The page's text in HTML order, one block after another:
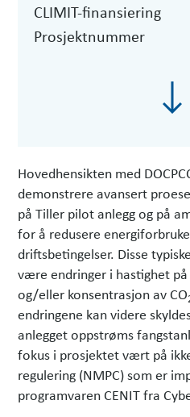
CLIMIT-finansiering
Prosjektnummer
Hovedhensikten med
demonstrere avansert
på Tiller pilot anlegg og på
for å redusere
driftsbetingelser. Disse
være endringer i hastighet på
og/eller konsentrasjon av CO
endringene kan videre
anlegget oppstrøms
fokus i prosjektet vært på
regulering (NMPC) som er
programvaren CENIT fra